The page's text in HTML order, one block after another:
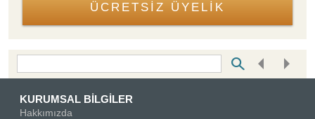
ÜCRETSİZ ÜYELİK
KURUMSAL BİLGİLER
Hakkımızda